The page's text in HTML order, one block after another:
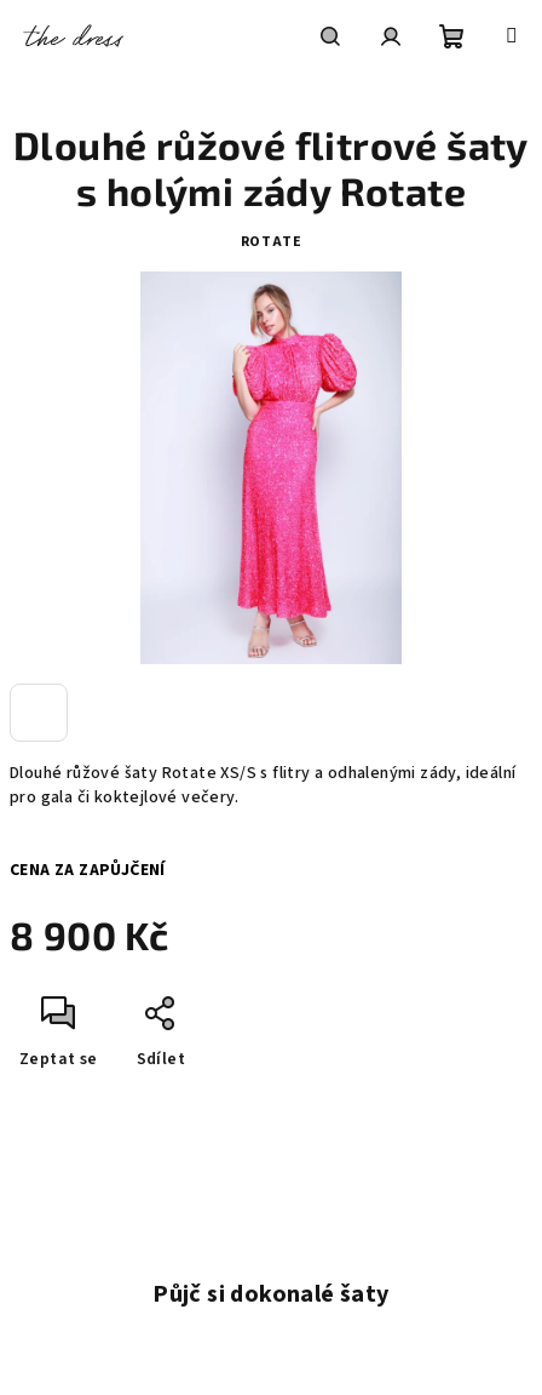
košík
Dlouhé růžové šaty Rotate XS/S s flitry a odhalenými zády, ideální
pro gala či koktejlové večery.
8 900 Kč
cena:
CENA ZA ZAPŮJČENÍ
Zeptat se Sdílet
Dlouhé růžové flitrové šaty
s holými zády Rotate
ROTATE
Půjč si dokonalé šaty